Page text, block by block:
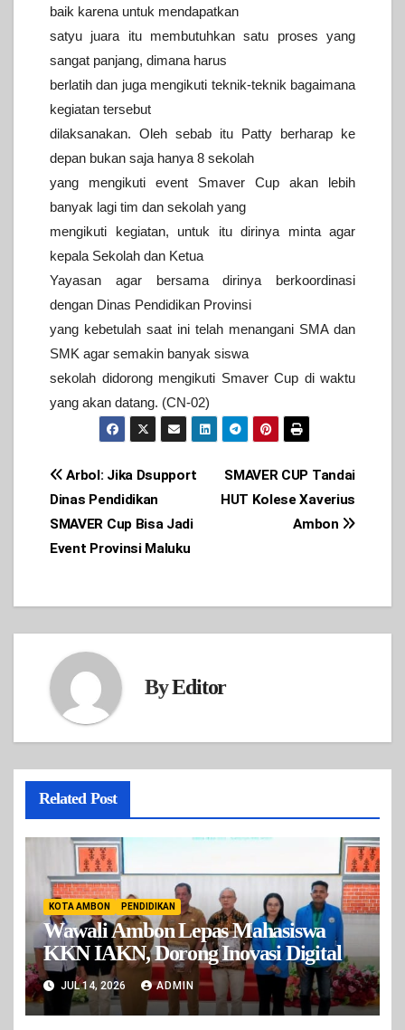
baik karena untuk mendapatkan
satyu juara itu membutuhkan satu proses yang
sangat panjang, dimana harus
berlatih dan juga mengikuti teknik-teknik bagaimana
kegiatan tersebut
dilaksanakan. Oleh sebab itu Patty berharap ke
depan bukan saja hanya 8 sekolah
yang mengikuti event Smaver Cup akan lebih
banyak lagi tim dan sekolah yang
mengikuti kegiatan, untuk itu dirinya minta agar
kepala Sekolah dan Ketua
Yayasan agar bersama dirinya berkoordinasi
dengan Dinas Pendidikan Provinsi
yang kebetulah saat ini telah menangani SMA dan
SMK agar semakin banyak siswa
sekolah didorong mengikuti Smaver Cup di waktu
yang akan datang. (CN-02)
Post
navigation
SMAVER CUP Tandai
HUT Kolese Xaverius
Ambon
Arbol: Jika Dsupport
Dinas Pendidikan
SMAVER Cup Bisa Jadi
Event Provinsi Maluku
ByEditor
Related Post
KOTA AMBON PENDIDIKAN
Wawali Ambon Lepas Mahasiswa
KKN IAKN, Dorong Inovasi Digital
JUL 14, 2026 ADMIN